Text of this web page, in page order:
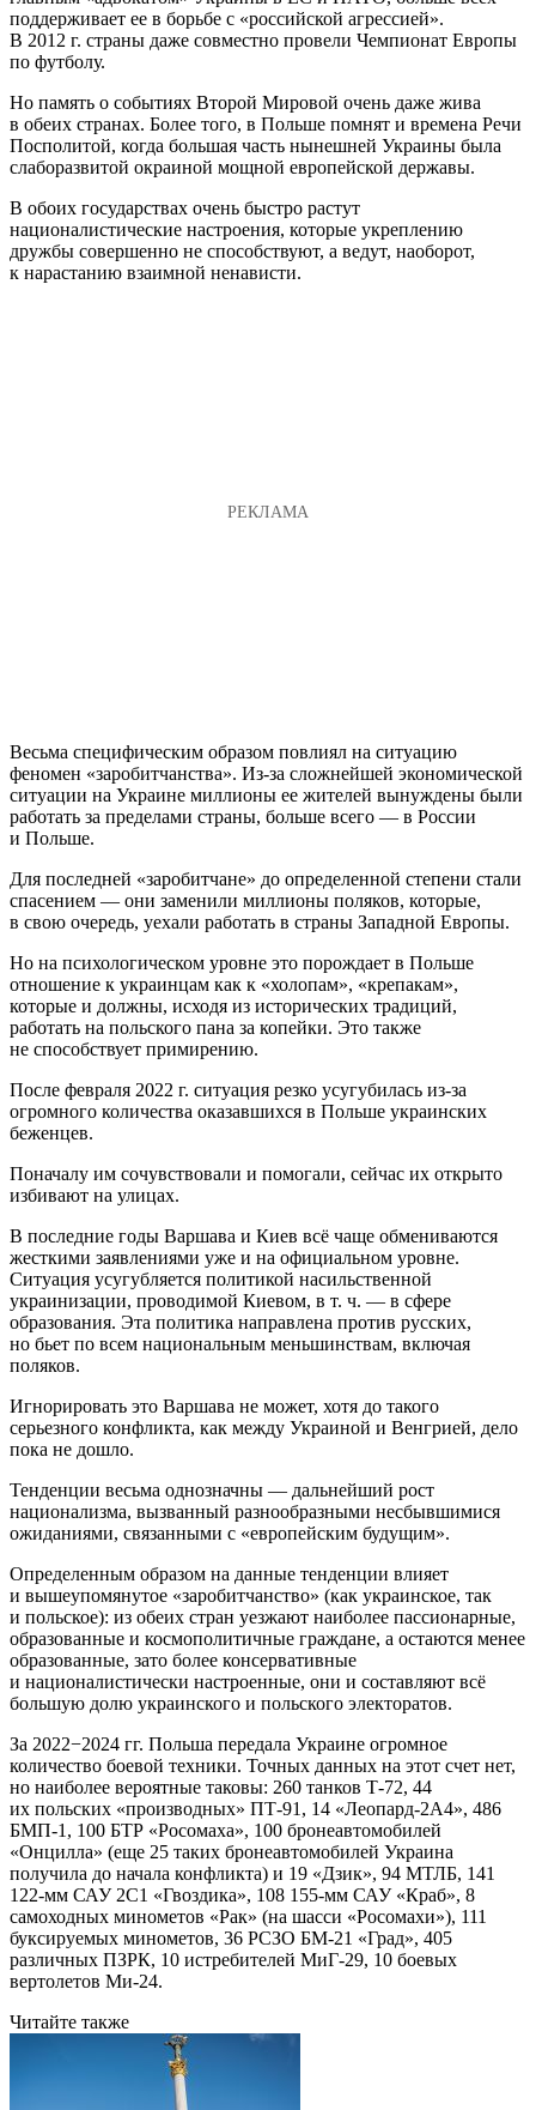
поддерживает ее в борьбе с «российской агрессией».
В 2012 г. страны даже совместно провели Чемпионат Европы
по футболу.
Но память о событиях Второй Мировой очень даже жива
в обеих странах. Более того, в Польше помнят и времена Речи
Посполитой, когда большая часть нынешней Украины была
слаборазвитой окраиной мощной европейской державы.
В обоих государствах очень быстро растут
националистические настроения, которые укреплению
дружбы совершенно не способствуют, а ведут, наоборот,
к нарастанию взаимной ненависти.
Весьма специфическим образом повлиял на ситуацию
феномен «заробитчанства». Из-за сложнейшей экономической
ситуации на Украине миллионы ее жителей вынуждены были
работать за пределами страны, больше всего — в России
и Польше.
Для последней «заробитчане» до определенной степени стали
спасением — они заменили миллионы поляков, которые,
в свою очередь, уехали работать в страны Западной Европы.
Но на психологическом уровне это порождает в Польше
отношение к украинцам как к «холопам», «крепакам»,
которые и должны, исходя из исторических традиций,
работать на польского пана за копейки. Это также
не способствует примирению.
После февраля 2022 г. ситуация резко усугубилась из-за
огромного количества оказавшихся в Польше украинских
беженцев.
Поначалу им сочувствовали и помогали, сейчас их открыто
избивают на улицах.
В последние годы Варшава и Киев всё чаще обмениваются
жесткими заявлениями уже и на официальном уровне.
Ситуация усугубляется политикой насильственной
украинизации, проводимой Киевом, в т. ч. — в сфере
образования. Эта политика направлена против русских,
но бьет по всем национальным меньшинствам, включая
поляков.
Игнорировать это Варшава не может, хотя до такого
серьезного конфликта, как между Украиной и Венгрией, дело
пока не дошло.
Тенденции весьма однозначны — дальнейший рост
национализма, вызванный разнообразными несбывшимися
ожиданиями, связанными с «европейским будущим».
Определенным образом на данные тенденции влияет
и вышеупомянутое «заробитчанство» (как украинское, так
и польское): из обеих стран уезжают наиболее пассионарные,
образованные и космополитичные граждане, а остаются менее
образованные, зато более консервативные
и националистически настроенные, они и составляют всё
большую долю украинского и польского электоратов.
За 2022−2024 гг. Польша передала Украине огромное
количество боевой техники. Точных данных на этот счет нет,
но наиболее вероятные таковы: 260 танков Т-72, 44
их польских «производных» ПТ-91, 14 «Леопард-2А4», 486
БМП-1, 100 БТР «Росомаха», 100 бронеавтомобилей
«Онцилла» (еще 25 таких бронеавтомобилей Украина
получила до начала конфликта) и 19 «Дзик», 94 МТЛБ, 141
122-мм САУ 2С1 «Гвоздика», 108 155-мм САУ «Краб», 8
самоходных минометов «Рак» (на шасси «Росомахи»), 111
буксируемых минометов, 36 РСЗО БМ-21 «Град», 405
различных ПЗРК, 10 истребителей МиГ-29, 10 боевых
вертолетов Ми-24.
Читайте также